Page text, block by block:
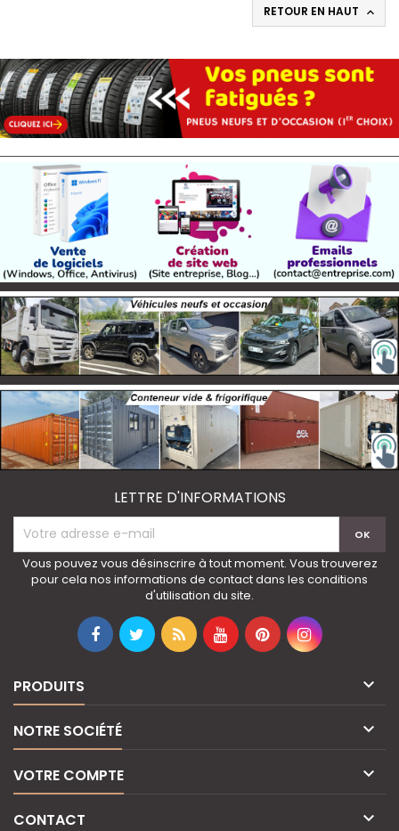
RETOUR EN HAUT 
LETTRE D'INFORMATIONS
Vous pouvez vous désinscrire à tout moment. Vous trouverez
pour cela nos informations de contact dans les conditions
d'utilisation du site.
PRODUITS 
NOTRE SOCIÉTÉ 
VOTRE COMPTE 
CONTACT 